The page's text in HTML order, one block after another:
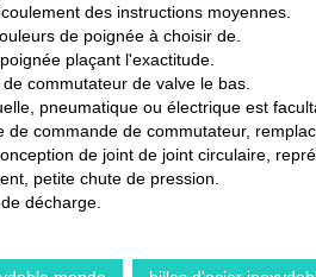
des instructions moyennes.
de poignée à choisir de.
plaçant l'exactitude.
commutateur de valve le bas.
pneumatique ou électrique est
de commande de commutateur,
de joint de joint circulaire,
petite chute de pression.
décharge.